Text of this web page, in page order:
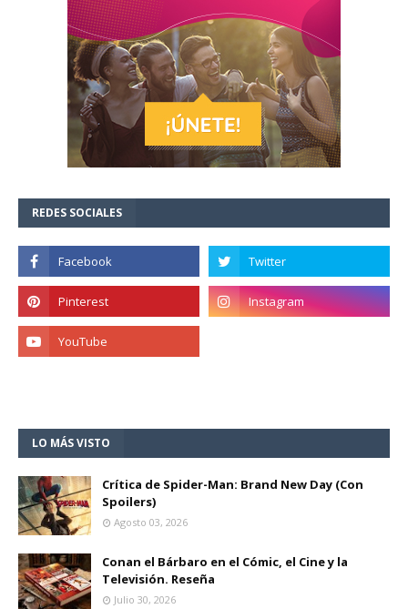
REDES SOCIALES
LO MÁS VISTO
Crítica de Spider-Man: Brand New Day (Con
Spoilers)
Agosto 03, 2026
Conan el Bárbaro en el Cómic, el Cine y la
Televisión. Reseña
Julio 30, 2026